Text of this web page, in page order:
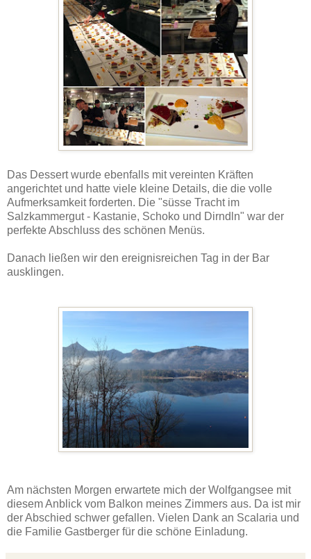
Das Dessert wurde ebenfalls mit vereinten Kräften
angerichtet und hatte viele kleine Details, die die volle
Aufmerksamkeit forderten. Die "süsse Tracht im
Salzkammergut - Kastanie, Schoko und Dirndln" war der
perfekte Abschluss des schönen Menüs.
Danach ließen wir den ereignisreichen Tag in der Bar
ausklingen.
Am nächsten Morgen erwartete mich der Wolfgangsee mit
diesem Anblick vom Balkon meines Zimmers aus. Da ist mir
der Abschied schwer gefallen. Vielen Dank an Scalaria und
die Familie Gastberger für die schöne Einladung.